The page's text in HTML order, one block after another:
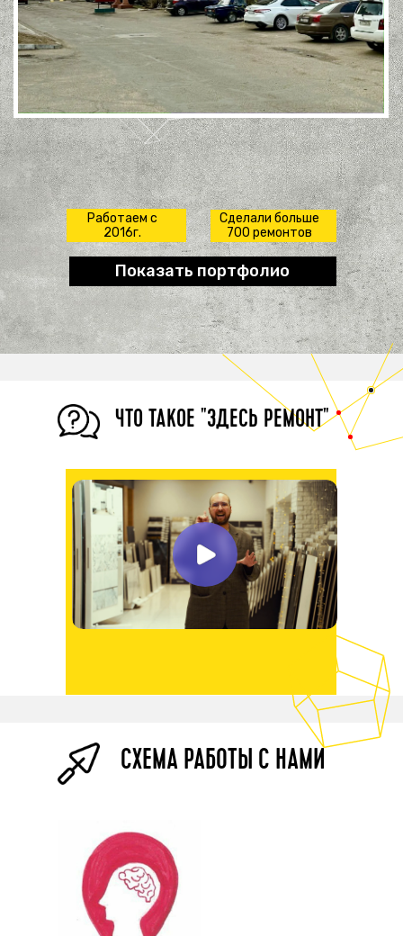
Показать портфолио
Работаем с
2016г.
Сделали больше
700 ремонтов
ЧТО ТАКОЕ "ЗДЕСЬ РЕМОНТ"
СХЕМА РАБОТЫ С НАМИ